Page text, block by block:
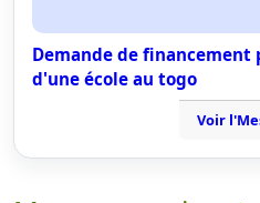
Demande de
d'une école au togo
Voir